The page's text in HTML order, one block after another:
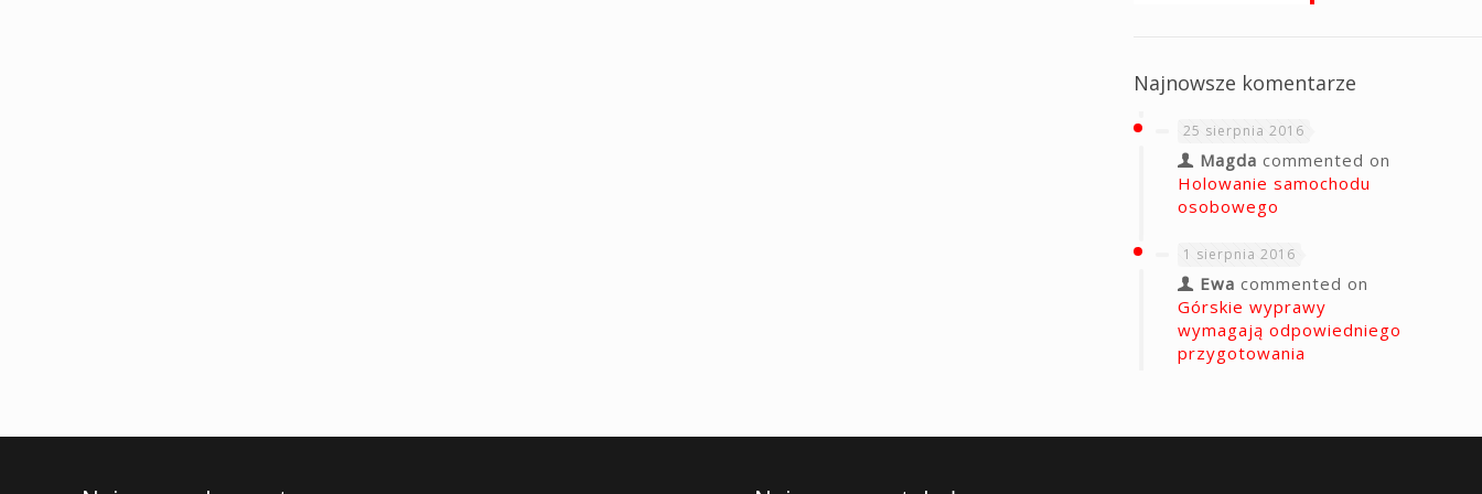
Najnowsze komentarze
25 sierpnia 2016
Magda commented on
Holowanie samochodu
osobowego
1 sierpnia 2016
Ewa commented on
Górskie wyprawy
wymagają odpowiedniego
przygotowania